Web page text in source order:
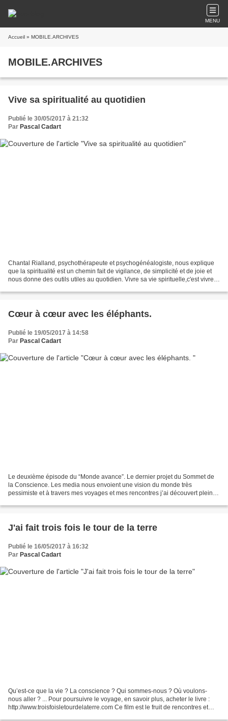
MENU
Accueil » MOBILE.ARCHIVES
MOBILE.ARCHIVES
Vive sa spiritualité au quotidien
Publié le 30/05/2017 à 21:32
Par Pascal Cadart
Chantal Rialland, psychothérapeute et psychogénéalogiste, nous explique
que la spiritualité est un chemin fait de vigilance, de simplicité et de joie et
nous donne des outils utiles au quotidien. Vivre sa vie spirituelle,c'est vivre
Cœur à cœur avec les éléphants.
Publié le 19/05/2017 à 14:58
Par Pascal Cadart
Le deuxième épisode du “Monde avance”. Le dernier projet du Sommet de
la Conscience. Les media nous envoient une vision du monde très
pessimiste et à travers mes voyages et mes rencontres j’ai découvert plein
J'ai fait trois fois le tour de la terre
Publié le 16/05/2017 à 16:32
Par Pascal Cadart
Qu’est-ce que la vie ? La conscience ? Qui sommes-nous ? Où voulons-
nous aller ? ... Pour poursuivre le voyage, en savoir plus, acheter le livre :
http://www.troisfoisletourdelaterre.com Ce film est le fruit de rencontres et